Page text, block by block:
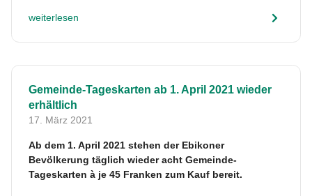
weiterlesen
Gemeinde-Tageskarten ab 1. April 2021 wieder
erhältlich
17. März 2021
Ab dem 1. April 2021 stehen der Ebikoner
Bevölkerung täglich wieder acht Gemeinde-
Tageskarten à je 45 Franken zum Kauf bereit.